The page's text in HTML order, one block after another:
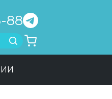
88
Найти